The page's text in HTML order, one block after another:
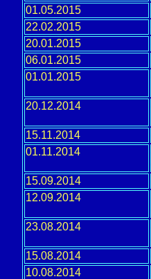
01.05.2015
22.02.2015
20.01.2015
06.01.2015
01.01.2015
20.12.2014
15.11.2014
01.11.2014
15.09.2014
12.09.2014
23.08.2014
15.08.2014
10.08.2014